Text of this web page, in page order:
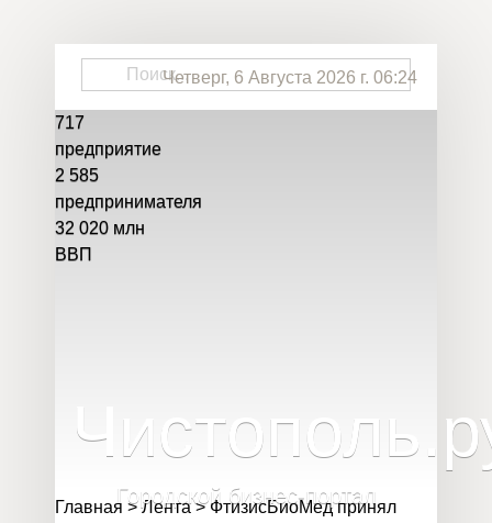
Четверг, 6 Августа 2026 г. 06:24
717
предприятие
2 585
предпринимателя
32 020 млн
ВВП
Чистополь
Городской бизнес-портал
Главная > Лента > ФтизисБиоМед принял